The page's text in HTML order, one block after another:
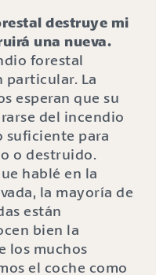
destruye mi
una nueva.
forestal
particular. La
esperan que su
del incendio
para
o destruido.
hablé en la
la mayoría de
están
bien la
los muchos
el coche como